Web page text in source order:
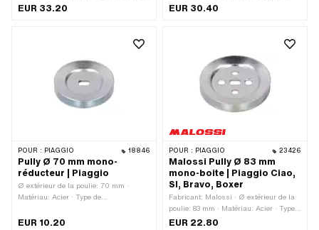
la poulie: 94 mm · Surface: anodisé ·
EUR 33.20
Matériau: Aluminium · Type de
EUR 30.40
POUR : PIAGGIO 18846
Pully Ø 70 mm mono-
réducteur | Piaggio
Ø extérieur de la poulie: 70 mm ·
Matériau: Acier · Type de
galvanisé bleu
EUR 10.20
POUR : PIAGGIO 23426
Malossi Pully Ø 83 mm
mono-boite | Piaggio Ciao,
SI, Bravo, Boxer
Fabricant: Malossi · Ø extérieur de la
poulie: 83 mm · Matériau: Acier · Type
de transmission: Mono · Surface:
EUR 22.80